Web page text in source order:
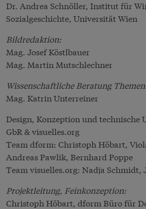
Dr. Andrea Schnöller, Institut für
Sozialgeschichte, Universität Wien
Bildredaktion:
Mag. Josef Köstlbauer
Mag. Martin Mutschlechner
Wissenschaftliche Beratung
Mag. Katrin Unterreiner
Design, Konzeption und technische
GbR & visuelles.org
Team dform: Christoph Höbart,
Andreas Pawlik, Bernhard Poppe
Team visuelles.org: Nadja Schmidt,
Projektleitung, Feinkonzeption:
Christoph Höbart, dform Büro für